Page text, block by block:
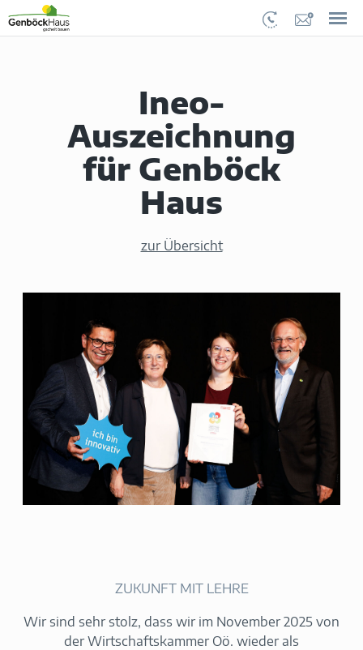
Ineo-
Auszeichnung
für Genböck
Haus
zur Übersicht
ZUKUNFT MIT LEHRE
Wir sind sehr stolz, dass wir im November 2025 von
der Wirtschaftskammer Oö. wieder als